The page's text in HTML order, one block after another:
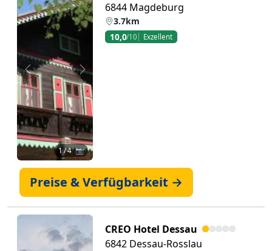
Zurück Weiter
1/ 4 📷
6844 Magdeburg
3.7km
10,0/10 Exzellent
Preise & Verfügbarkeit →
CREO Hotel Dessau
6842 Dessau-Rosslau